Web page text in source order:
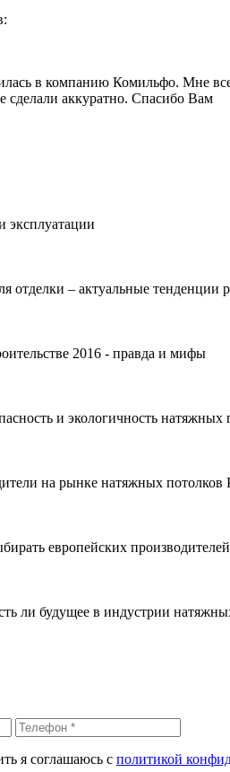
в компанию Комильфо. Мне
сделали аккуратно. Спасибо Вам
эксплуатации
отделки – актуальные тенденции
2016 - правда и мифы
и экологичность натяжных
на рынке натяжных потолков
европейских
ли будущее в индустрии
я соглашаюсь с политикой